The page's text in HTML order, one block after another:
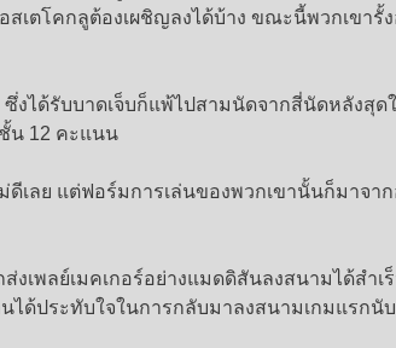
เตโคกลูต้องเผชิญลงได้บ้าง ขณะนี้พวกเขารั้
งได้รับบาดเจ็บก็แพ้ไปสามนัดจากสี่นัดหลังสุ
น 12 คะแนน
ลย แต่ฟอร์มการเล่นของพวกเขานั้นก็มาจาก
เพลย์เมคเกอร์อย่างแมดดิสันลงสนามได้สำเร็
ได้ประทับใจในการกลับมาลงสนามเกมแรกนั